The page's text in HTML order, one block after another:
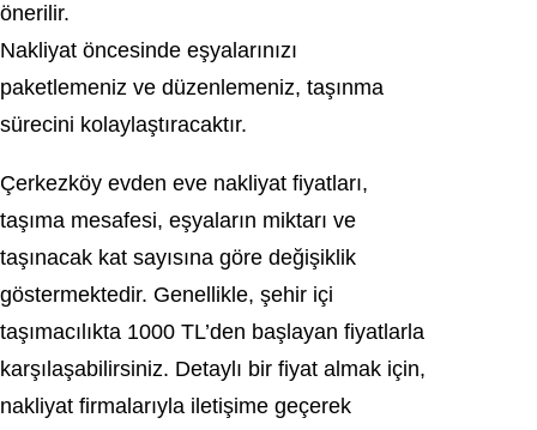
önerilir.
Nakliyat öncesinde eşyalarınızı
paketlemeniz ve düzenlemeniz, taşınma
sürecini kolaylaştıracaktır.
Çerkezköy evden eve nakliyat fiyatları,
taşıma mesafesi, eşyaların miktarı ve
taşınacak kat sayısına göre değişiklik
göstermektedir. Genellikle, şehir içi
taşımacılıkta 1000 TL’den başlayan fiyatlarla
karşılaşabilirsiniz. Detaylı bir fiyat almak için,
nakliyat firmalarıyla iletişime geçerek